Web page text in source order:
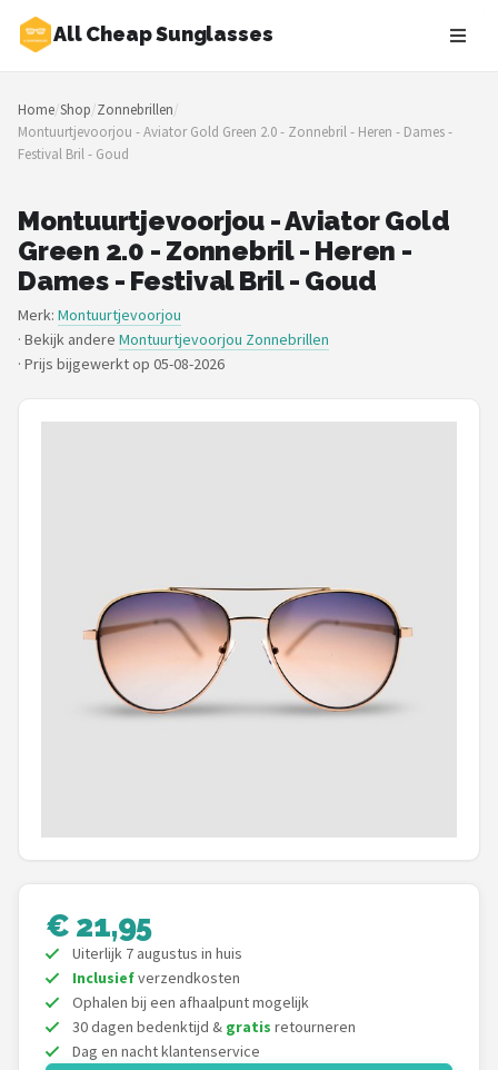
All Cheap Sunglasses
Zoeken
NAVIGATIE
Shop
Merken
Blog
Zonnebrillen
Baby zonnebrillen
Kingseven
Guess
Fako Sunglasses®
Zonnebril Dames
Alle merken →
Home/Shop/Zonnebrillen/
Montuurtjevoorjou - Aviator Gold Green 2.0 - Zonnebril - Heren - Dames -
Festival Bril - Goud
Montuurtjevoorjou - Aviator Gold
Green 2.0 - Zonnebril - Heren -
Dames - Festival Bril - Goud
Merk: Montuurtjevoorjou
· Bekijk andere Montuurtjevoorjou Zonnebrillen
· Prijs bijgewerkt op 05-08-2026
€ 21,95
Uiterlijk 7 augustus in huis
Inclusiefverzendkosten
Ophalen bij een afhaalpunt mogelijk
30 dagen bedenktijd & gratis retourneren
Dag en nacht klantenservice